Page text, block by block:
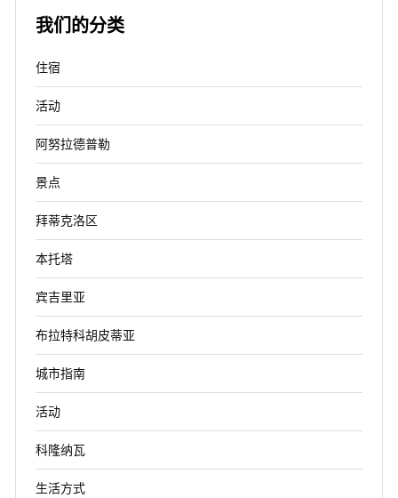
我们的分类
住宿
活动
阿努拉德普勒
景点
拜蒂克洛区
本托塔
宾吉里亚
布拉特科胡皮蒂亚
城市指南
活动
科隆纳瓦
生活方式